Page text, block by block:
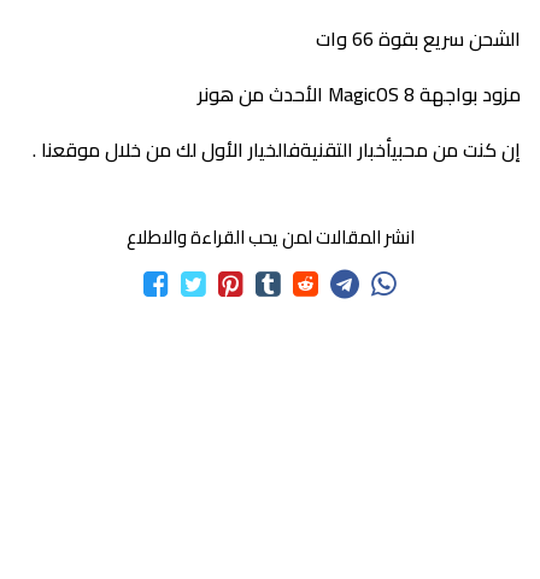
الشحن سريع بقوة 66 وات
مزود بواجهة MagicOS 8 الأحدث من هونر
إن كنت من محبيأخبار التقنيةفالخيار الأول لك من خلال موقعنا .
انشر المقالات لمن يحب القراءة والاطلاع